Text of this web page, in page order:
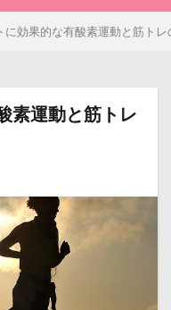
に効果的な有酸素運動と筋ト
素運動と筋トレ